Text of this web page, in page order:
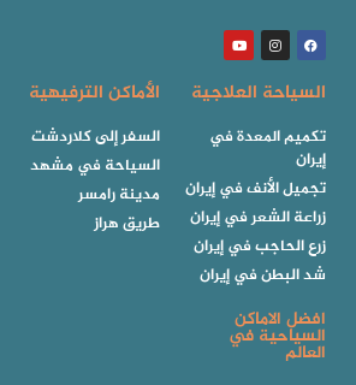
السياحة العلاجية
تكميم المعدة في
إيران
تجميل الأنف في إيران
زراعة الشعر في إيران
زرع الحاجب في إيران
شد البطن في إيران
الأماكن الترفيهية
السفر إلى كلاردشت
السياحة في مشهد
مدينة رامسر
طريق هراز
افضل الاماكن
السياحية في
العالم